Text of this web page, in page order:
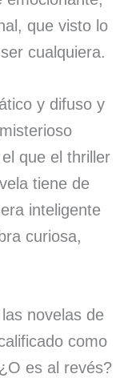
que visto lo
cualquiera.
y difuso y
que el thriller
tiene de
inteligente
curiosa,
novelas de
como
es al revés?